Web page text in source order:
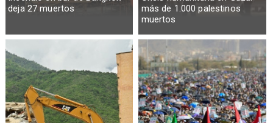
deja 27 muertos
más de 1.000 palestinos
muertos